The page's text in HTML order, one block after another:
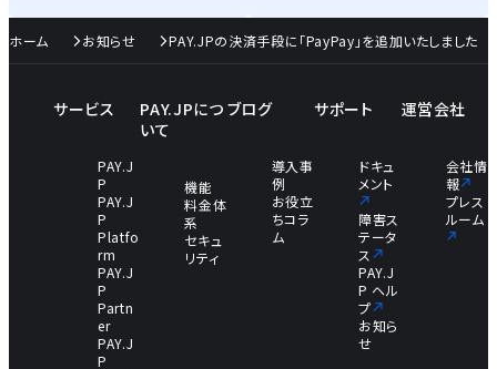
ホーム お知らせ PAY.JPの決済手段に「PayPay」を追加いたしました
サービス
PAY.J
P
PAY.J
P
Platfo
rm
PAY.J
P
Partn
er
PAY.J
P
PAY.JPにつ
いて
機能
料金体
系
セキュ
リティ
ブログ
導入事
例
お役立
ちコラ
ム
サポート
ドキュ
メント
障害ス
テータ
ス
PAY.J
P ヘル
プ
お知ら
せ
運営会社
会社情
報
プレス
ルーム